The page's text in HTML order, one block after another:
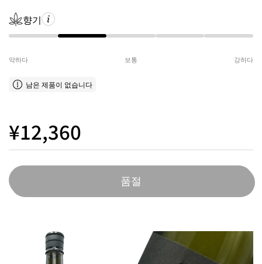
향기
약하다 보통 강하다
남은 제품이 없습니다
¥12,360
품절